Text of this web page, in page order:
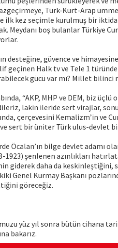
Türk-Kürt-Arap
ilk kez seçimle kurulmuş bir
Meydanı boş bulanlar Türkiye
desteğine, güvence ve
geçinen Halk tv ve Tele 1
gücü var mı? Millet
“AKP, MHP ve DEM, biz
lakin ileride sert virajlar,
çerçevesini Kemalizm’in ve
sert bir üniter Türk ulus-devlet
Öcalan’ın bilge devlet adamı
1923) şenlenen azınlıkları
giderek daha da
Genel Kurmay Başkanı
göreceğiz.
yüz yıl sonra bütün cihana
bakarız.